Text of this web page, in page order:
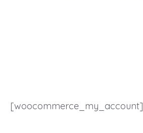
[woocommerce_my_account]